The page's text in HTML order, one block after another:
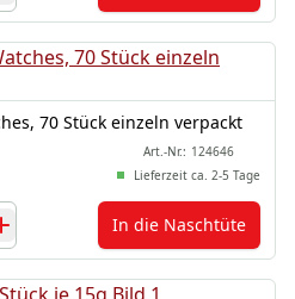
70 Stück einzeln verpackt
Art.-Nr.: 124646
Lieferzeit ca. 2-5 Tage
In die Naschtüte